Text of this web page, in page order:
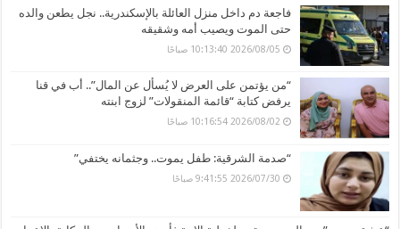
فاجعة دم داخل منزل العائلة بالإسكندرية.. نجل يطعن والده
حتى الموت ويصيب أمه وشقيقه
2026/08/05 10:13:40 صباحًا
“من يؤتمن على العرض لا يُسأل عن المال”.. أب في قنا
يرفض كتابة “قائمة المنقولات” لزوج ابنته
2026/08/02 10:16:54 صباحًا
“صدمة الشرقية: طفل يموت.. وجثمانه يختفي”
2026/07/30 9:41:55 صباحًا